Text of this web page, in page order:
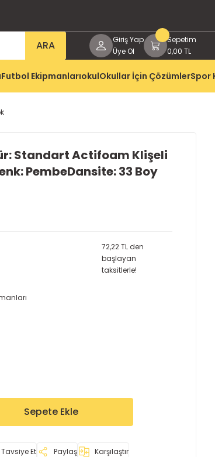
ARA
Giriş Yap
Üye Ol
Sepetim
0,00 TL
Futbol EkipmanlarıokulOkullar İçin ÇözümlerSpor
Standart Actifoam Klişeli
PembeDansite: 33 Boy
72,22 TL den
başlayan
taksitlerle!
Sepete Ekle
Tavsiye Et Paylaş Karşılaştır